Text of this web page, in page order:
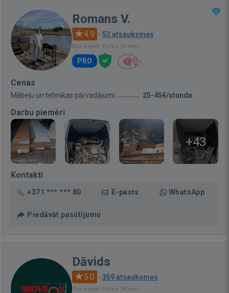
Romans V.
4.9 · 53 atsauksmes
Bija vietnē: Pirms 34 min.
PRO
Cenas
Mēbeļu un tehnikas pārvadājumi 25-45€/stunda
Darbu piemēri
+43
Kontakti
+371 *** *** 80 E-pasts WhatsApp
Piedāvāt pasūtījumu
Dāvids
5.0 · 359 atsauksmes
Bija vietnē: Pirms 28 min.